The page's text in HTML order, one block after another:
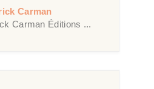
Carman
Carman Éditions ...